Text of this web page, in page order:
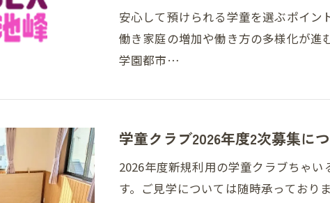
安心して預けられる学童を選ぶポイ
働き家庭の増加や働き方の多様化が進
学園都市…
学童クラブ2026年度2次募集に
2026年度新規利用の学童クラブちゃ
す。ご見学については随時承っており